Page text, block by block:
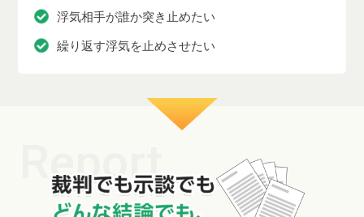
浮気相手が誰か突き止めたい
繰り返す浮気を止めさせたい